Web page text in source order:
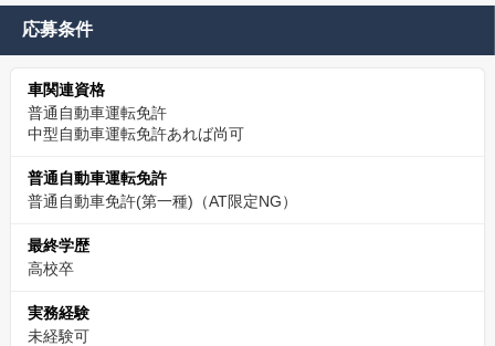
応募条件
車関連資格
普通自動車運転免許
中型自動車運転免許あれば尚可
普通自動車運転免許
普通自動車免許(第一種)（AT限定NG）
最終学歴
高校卒
実務経験
未経験可